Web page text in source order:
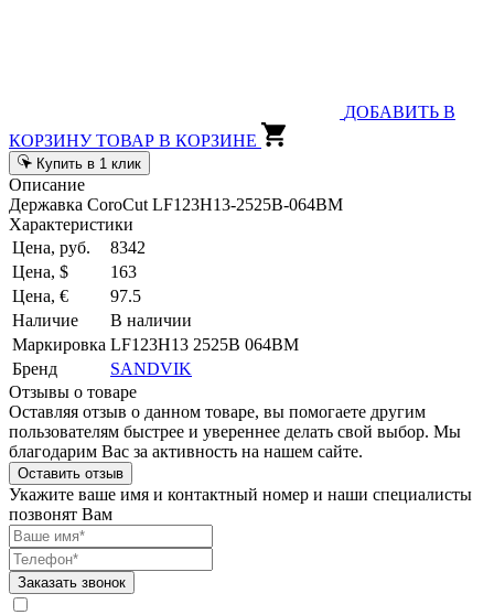
ДОБАВИТЬ В
КОРЗИНУ ТОВАР В КОРЗИНЕ
Купить в 1 клик
Описание
Державка CoroCut LF123H13-2525B-064BM
Характеристики
Цена, руб.
8342
Цена, $
163
Цена, €
97.5
Наличие
В наличии
Маркировка LF123H13 2525B 064BM
Бренд
SANDVIK
Отзывы о товаре
Оставляя отзыв о данном товаре, вы помогаете другим
пользователям быстрее и увереннее делать свой выбор. Мы
благодарим Вас за активность на нашем сайте.
Оставить отзыв
Укажите ваше имя и контактный номер и наши специалисты
позвонят Вам
Заказать звонок